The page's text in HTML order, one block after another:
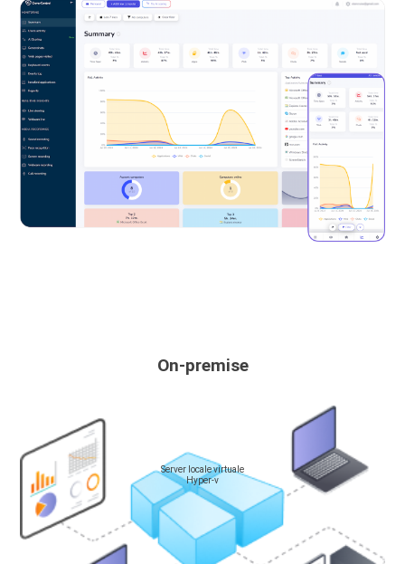
On-premise
Server locale virtuale
Hyper-v